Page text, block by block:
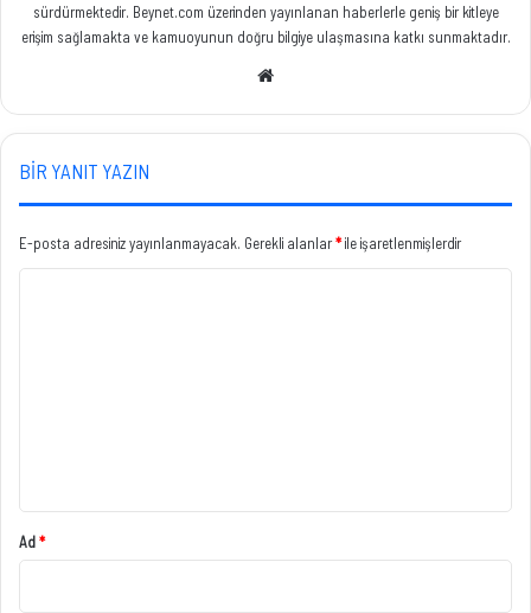
sürdürmektedir. Beynet.com üzerinden yayınlanan haberlerle geniş bir kitleye
erişim sağlamakta ve kamuoyunun doğru bilgiye ulaşmasına katkı sunmaktadır.
BIR YANIT YAZIN
E-posta adresiniz yayınlanmayacak. Gerekli alanlar*ile işaretlenmişlerdir
Ad*